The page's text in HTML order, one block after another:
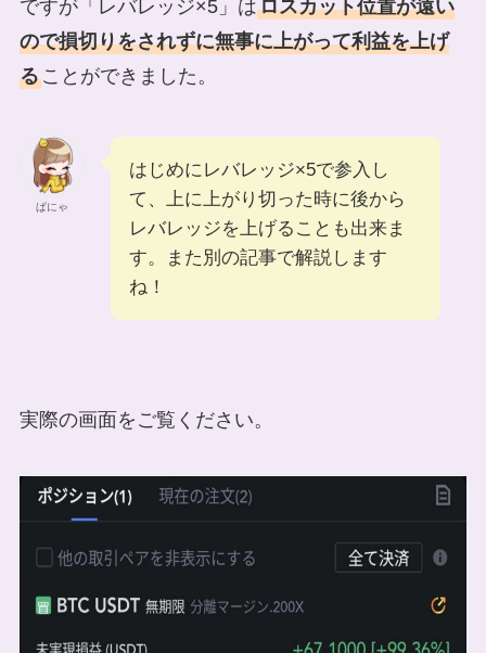
ですが「レバレッジ×5」はロスカット位置が遠い
ので損切りをされずに無事に上がって利益を上げ
ることができました。
ぱにゃ
はじめにレバレッジ×5で参入し
て、上に上がり切った時に後から
レバレッジを上げることも出来ま
す。また別の記事で解説します
ね！
実際の画面をご覧ください。